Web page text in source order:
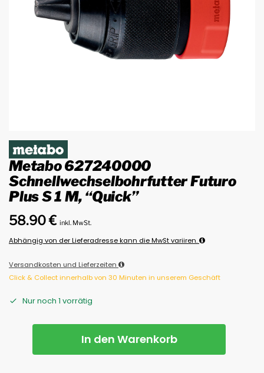
Metabo 627240000
Schnellwechselbohrfutter Futuro
Plus S 1 M, “Quick”
58.90€ inkl. MwSt.
Abhängig von der Lieferadresse kann die MwSt variiren.
Versandkosten und Lieferzeiten
Click & Collect innerhalb von 30 Minuten in unserem Geschäft
Nur noch 1 vorrätig
In den Warenkorb